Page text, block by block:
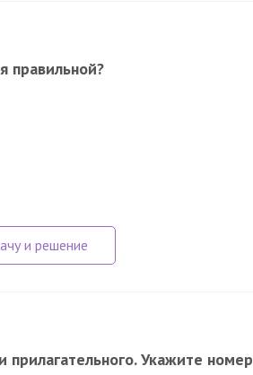
правильной?
Укажите номер